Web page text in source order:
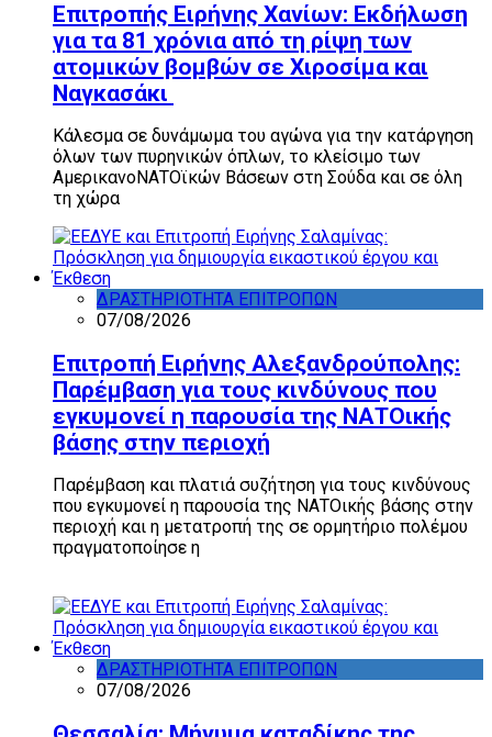
Επιτροπής Ειρήνης Χανίων: Εκδήλωση
για τα 81 χρόνια από τη ρίψη των
ατομικών βομβών σε Χιροσίμα και
Ναγκασάκι
Κάλεσμα σε δυνάμωμα του αγώνα για την κατάργηση
όλων των πυρηνικών όπλων, το κλείσιμο των
ΑμερικανοΝΑΤΟϊκών Βάσεων στη Σούδα και σε όλη
τη χώρα
ΔΡΑΣΤΗΡΙΟΤΗΤΑ ΕΠΙΤΡΟΠΩΝ
07/08/2026
Επιτροπή Ειρήνης Αλεξανδρούπολης:
Παρέμβαση για τους κινδύνους που
εγκυμονεί η παρουσία της ΝΑΤΟικής
βάσης στην περιοχή
Παρέμβαση και πλατιά συζήτηση για τους κινδύνους
που εγκυμονεί η παρουσία της ΝΑΤΟικής βάσης στην
περιοχή και η μετατροπή της σε ορμητήριο πολέμου
πραγματοποίησε η
ΔΡΑΣΤΗΡΙΟΤΗΤΑ ΕΠΙΤΡΟΠΩΝ
07/08/2026